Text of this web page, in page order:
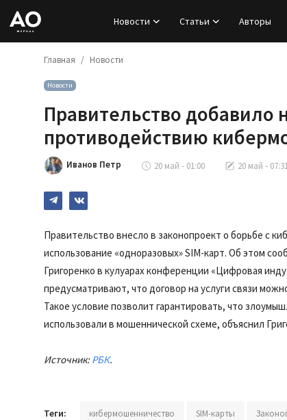
Новости Статьи Авторы
Статьи
База знаний
Подписка
Главная Новости
Новости
Правительство добавило
противодействию
Иванов Петр 20 май - 01:00 20 май -
Правительство внесло в законопроект о борьбе с
использование «одноразовых» SIM-карт. Об этом
Григоренко в кулуарах конференции «Цифровая
предусматривают, что договор на услуги связи
Такое условие позволит гарантировать, что
использовали в мошеннической схеме, объяснил
Источник:РБК.
Теги: кибермошенничество SIM-карты